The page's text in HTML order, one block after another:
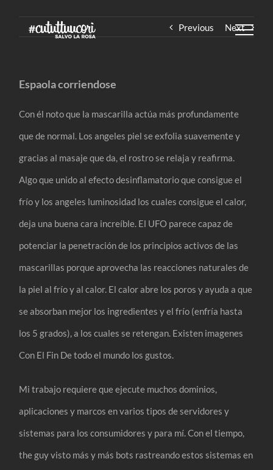
Previous Next
Espaola corriendose
Con él noto que la mascarilla actúa más profundamente
que de normal. Los angeles piel se exfolia suavemente y
gracias al masaje que da, el rostro se relaja y reafirma.
Algo que unido al efecto desinflamatorio que consigue el
frío y los angeles luminosidad los cuales consigue el calor,
deja una buena cara increíble. El UFO parece capaz de
potenciar la penetración de los principios activos de las
mascarillas porque aprovecha las reacciones naturales de
la piel al frío y al calor. El calor abre los poros y ayuda a que
se absorban mejor los ingredientes y el frío (enfría hasta
los 5 grados), a los cuales se retengan. Existen imagenes
Con El Fin De todo el mundo los gustos.
Mi trabajo requiere que ejecute muchos dominios,
aplicaciones y marcos en varios tipos de servidores y
sistemas para los consumidores y para mí. Con el tiempo,
the guy visto más y más bots rastreando estos sistemas en